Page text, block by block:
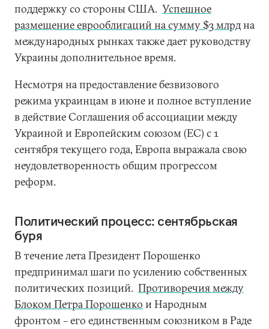
поддержку со стороны США. Успешное
размещение еврооблигаций на сумму $3 млрдна
международных рынках также дает руководству
Украины дополнительное время.
Несмотря на предоставление безвизового
режима украинцам в июне и полное вступление
в действие Соглашения об ассоциации между
Украиной и Европейским союзом (ЕС) с 1
сентября текущего года, Европа выражала свою
неудовлетворенность общим прогрессом
реформ.
Политический процесс: сентябрьская
буря
В течение лета Президент Порошенко
предпринимал шаги по усилению собственных
политических позиций. Противоречия между
Блоком Петра Порошенко и Народным
фронтом – его единственным союзником в Раде